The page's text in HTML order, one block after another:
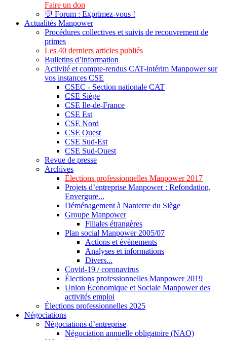
Faire un don
💬 Forum : Exprimez-vous !
Actualités Manpower
Procédures collectives et suivis de recouvrement de
primes
Les 40 derniers articles publiés
Bulletins d’information
Activité et compte-rendus CAT-intérim Manpower sur
vos instances CSE
CSEC - Section nationale CAT
CSE Siège
CSE Ile-de-France
CSE Est
CSE Nord
CSE Ouest
CSE Sud-Est
CSE Sud-Ouest
Revue de presse
Archives
Élections professionnelles Manpower 2017
Projets d’entreprise Manpower : Refondation,
Envergure...
Déménagement à Nanterre du Siège
Groupe Manpower
Filiales étrangères
Plan social Manpower 2005/07
Actions et évènements
Analyses et informations
Divers...
Covid-19 / coronavirus
Élections professionnelles Manpower 2019
Union Économique et Sociale Manpower des
activités emploi
Élections professionnelles 2025
Négociations
Négociations d’entreprise
Négociation annuelle obligatoire (NAO)